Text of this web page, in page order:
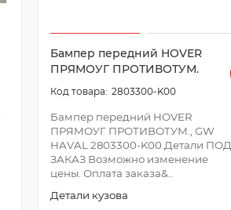
Бампер передний HOVER
ПРЯМОУГ ПРОТИВОТУМ.
2803300-K00
Бампер передний HOVER
ПРЯМОУГ ПРОТИВОТУМ., GW
HAVAL 2803300-K00.Детали ПОД
ЗАКАЗ Возможно изменение
цены. Оплата заказа&..
Детали кузова